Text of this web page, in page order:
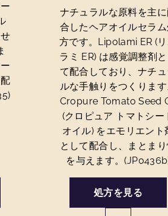
ナチュラルな原料を主
合したヘアオイルセラ
方です。Lipolami ER (
ラミ ER) は感覚調整剤
て配合しており、ナチ
ルな手触りをつくりま
Cropure Tomato Seed
(クロピュア トマトシー
オイル) をエモリエント
として配合し、まとま
を与えます。
処方を見る